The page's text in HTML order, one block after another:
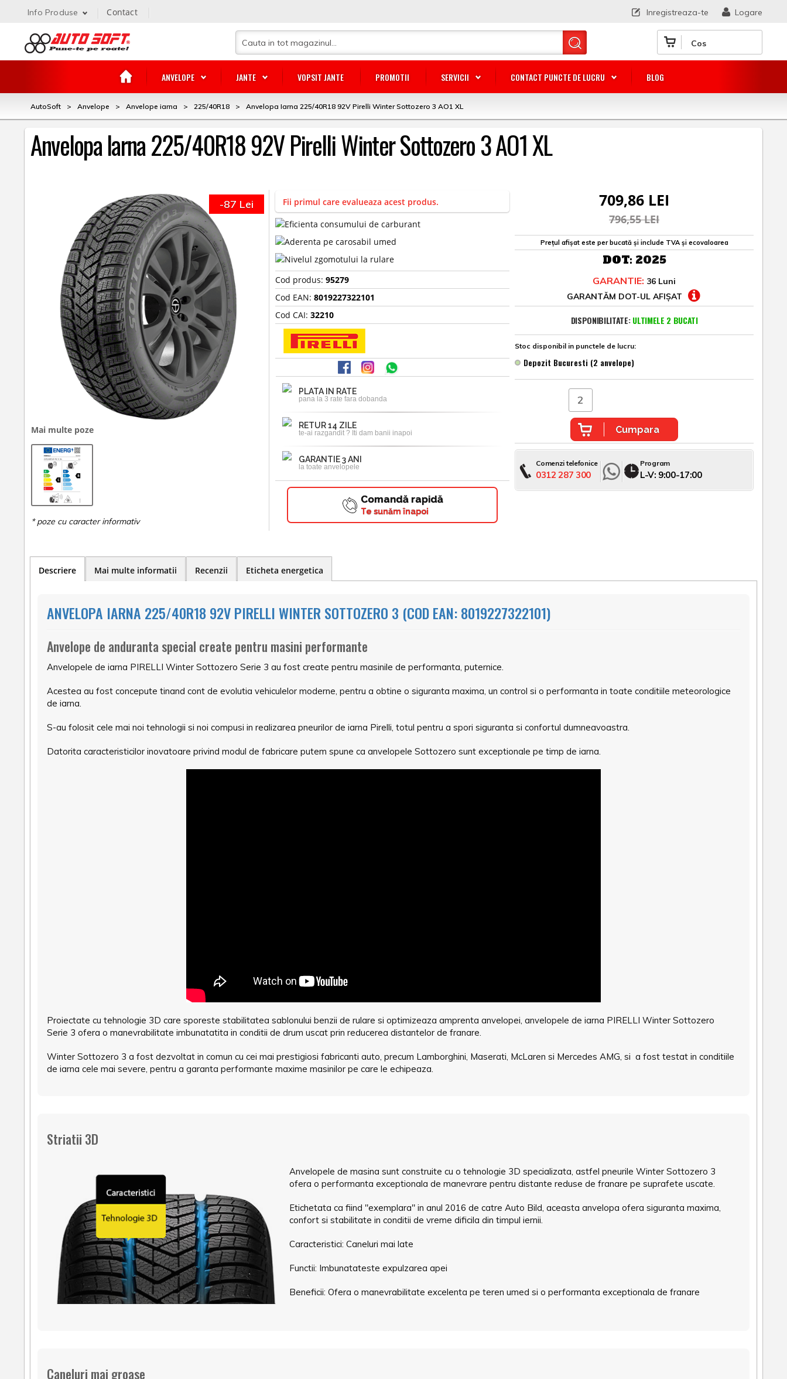
Cos
ANVELOPE JANTE VOPSIT JANTE PROMOTII SERVICII CONTACT PUNCTE DE LUCRU BLOG
Logare
Inregistreaza-te
Info Produse Contact
AutoSoft > Anvelope > Anvelope iarna > 225/40R18 > Anvelopa Iarna 225/40R18 92V Pirelli Winter Sottozero 3 AO1 XL
Anvelopa Iarna 225/40R18 92V Pirelli Winter Sottozero 3 AO1 XL
Mai multe poze
-87 Lei Fii primul care evalueaza acest produs.
Cod produs:95279
Cod EAN:8019227322101
Cod CAI:32210
PLATA IN RATE
pana la 3 rate fara dobanda
RETUR 14 ZILE
te-ai razgandit ? Iti dam banii inapoi
GARANTIE 3 ANI
la toate anvelopele
Comandă rapidă
Te sunăm înapoi
709,86 LEI
796,55 LEI
Prețul afișat este per bucată și include TVA și ecovaloarea
DOT: 2025
GARANTIE: 36 Luni
GARANTĂM DOT-UL AFIȘAT
DISPONIBILITATE: ULTIMELE 2 BUCATI
Stoc disponibil in punctele de lucru:
Depozit Bucuresti (2 anvelope)
Cumpara
Comenzi telefonice
0312 287 300
Program
L-V: 9:00-17:00
Descriere Mai multe informatii Recenzii Eticheta energetica
ANVELOPA IARNA 225/40R18 92V PIRELLI WINTER SOTTOZERO 3 (COD EAN: 8019227322101)
Anvelope de anduranta special create pentru masini performante
Anvelopele de iarna PIRELLI Winter Sottozero Serie 3 au fost create pentru masinile de performanta, puternice.
Acestea au fost concepute tinand cont de evolutia vehiculelor moderne, pentru a obtine o siguranta maxima, un control si o performanta in toate conditiile meteorologice
de iarna.
S-au folosit cele mai noi tehnologii si noi compusi in realizarea pneurilor de iarna Pirelli, totul pentru a spori siguranta si confortul dumneavoastra.
Datorita caracteristicilor inovatoare privind modul de fabricare putem spune ca anvelopele Sottozero sunt exceptionale pe timp de iarna.
Proiectate cu tehnologie 3D care sporeste stabilitatea sablonului benzii de rulare si optimizeaza amprenta anvelopei, anvelopele de iarna PIRELLI Winter Sottozero
Serie 3 ofera o manevrabilitate imbunatatita in conditii de drum uscat prin reducerea distantelor de franare.
Winter Sottozero 3 a fost dezvoltat in comun cu cei mai prestigiosi fabricanti auto, precum Lamborghini, Maserati, McLaren si Mercedes AMG, si a fost testat in conditiile
de iarna cele mai severe, pentru a garanta performante maxime masinilor pe care le echipeaza.
Striatii 3D
Anvelopele de masina sunt construite cu o tehnologie 3D specializata, astfel pneurile Winter Sottozero 3
ofera o performanta exceptionala de manevrare pentru distante reduse de franare pe suprafete uscate.
Etichetata ca fiind "exemplara" in anul 2016 de catre Auto Bild, aceasta anvelopa ofera siguranta maxima,
confort si stabilitate in conditii de vreme dificila din timpul iernii.
Caracteristici: Caneluri mai late
Functii: Imbunatateste expulzarea apei
Beneficii: Ofera o manevrabilitate excelenta pe teren umed si o performanta exceptionala de franare
Caneluri mai groase